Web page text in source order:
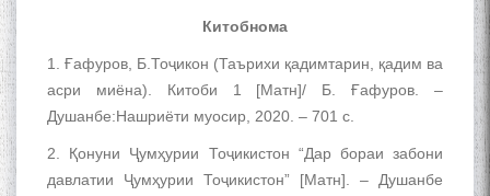
Китобнома
1. Ғафуров, Б.Тоҷикон (Таърихи қадимтарин, қадим ва
асри миёна). Китоби 1 [Матн]/ Б. Ғафуров. –
Душанбе:Нашриёти муосир, 2020. – 701 с.
2. Қонуни Ҷумҳурии Тоҷикистон “Дар бораи забони
давлатии Ҷумҳурии Тоҷикистон” [Матн]. – Душанбе
Сайри Дарвоз бо Мӯъмин
мезанад